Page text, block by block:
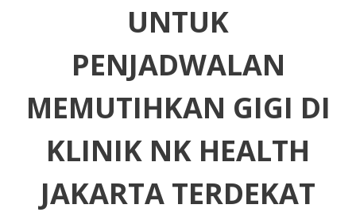
UNTUK
PENJADWALAN
MEMUTIHKAN GIGI DI
KLINIK NK HEALTH
JAKARTA TERDEKAT